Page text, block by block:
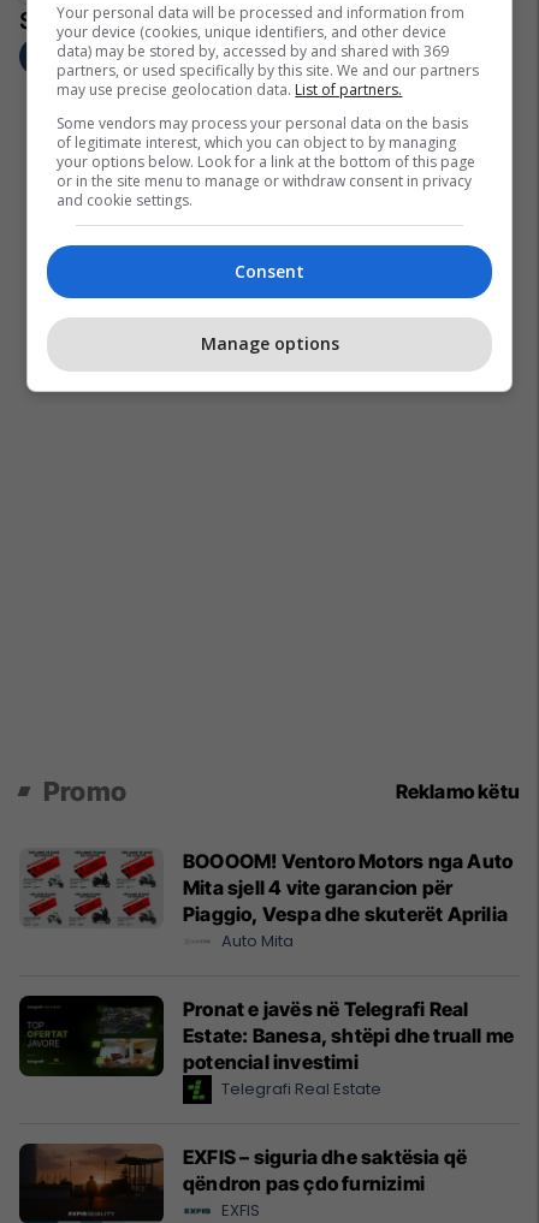
Promo Reklamo këtu
BOOOOM! Ventoro Motors nga Auto
Mita sjell 4 vite garancion për
Piaggio, Vespa dhe skuterët Aprilia
Auto Mita
Pronat e javës në Telegrafi Real
Estate: Banesa, shtëpi dhe truall me
potencial investimi
Telegrafi Real Estate
EXFIS – siguria dhe saktësia që
qëndron pas çdo furnizimi
EXFIS
Your personal data will be processed and information from
your device (cookies, unique identifiers, and other device
data) may be stored by, accessed by and shared with 369
partners, or used specifically by this site. We and our partners
may use precise geolocation data. List of partners.
Some vendors may process your personal data on the basis
of legitimate interest, which you can object to by managing
your options below. Look for a link at the bottom of this page
or in the site menu to manage or withdraw consent in privacy
and cookie settings.
Consent
Manage options